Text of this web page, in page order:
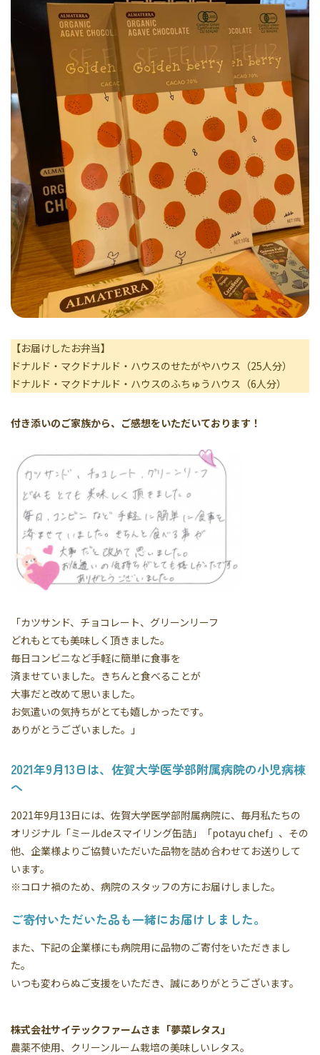
【お届けしたお弁当】
ドナルド・マクドナルド・ハウスのせたがやハウス（25人分）
ドナルド・マクドナルド・ハウスのふちゅうハウス（6人分）
付き添いのご家族から、ご感想をいただいております！
「カツサンド、チョコレート、グリーンリーフ
どれもとても美味しく頂きました。
毎日コンビニなど手軽に簡単に食事を
済ませていました。きちんと食べることが
大事だと改めて思いました。
お気遣いの気持ちがとても嬉しかったです。
ありがとうございました。」
2021年9月13日は、佐賀大学医学部附属病院の小児病棟
へ
2021年9月13日には、佐賀大学医学部附属病院に、毎月私たちの
オリジナル「ミールdeスマイリング缶詰」「potayu chef」、その
他、企業様よりご協賛いただいた品物を詰め合わせてお送りして
います。
※コロナ禍のため、病院のスタッフの方にお届けしました。
ご寄付いただいた品も一緒にお届けしました。
また、下記の企業様にも病院用に品物のご寄付をいただきまし
た。
いつも変わらぬご支援をいただき、誠にありがとうございます。
株式会社サイテックファームさま「夢菜レタス」
農薬不使用、クリーンルーム栽培の美味しいレタス。